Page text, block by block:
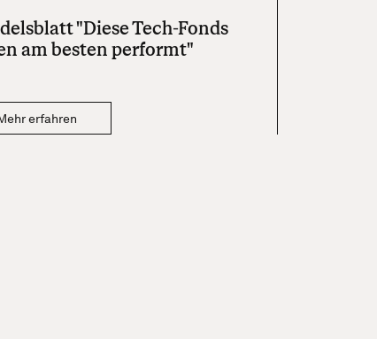
"Diese Tech-Fonds
am besten performt"
erfahren